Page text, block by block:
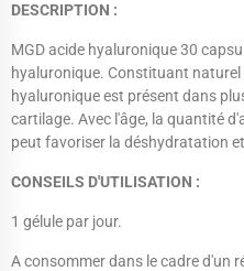
DESCRIPTION :
MGD acide hyaluronique 30
hyaluronique. Constituant naturel
hyaluronique est présent dans
cartilage. Avec l'âge, la quantité
peut favoriser la déshydratation
CONSEILS D'UTILISATION :
1 gélule par jour.
A consommer dans le cadre d'un